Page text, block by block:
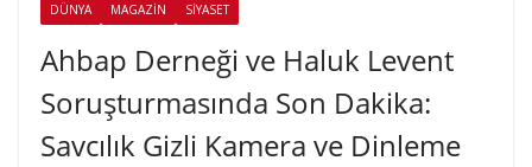
DÜNYA MAGAZIN SIYASET
Ahbap Derneği ve Haluk Levent
Soruşturmasında Son Dakika:
Savcılık Gizli Kamera ve Dinleme